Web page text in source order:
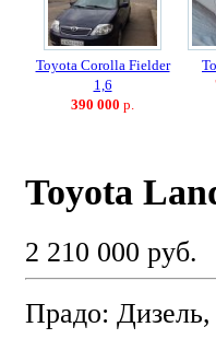
Toyota Corolla Fielder
1,6
390 000 р.
Toyota
2 210 000 руб.
Прадо: